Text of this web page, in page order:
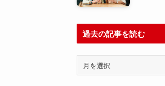
過去の記事を読む